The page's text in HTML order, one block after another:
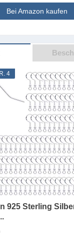
Bei Amazon kaufen
4
925 Sterling